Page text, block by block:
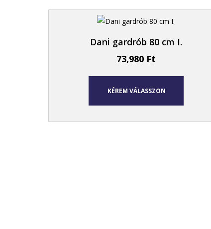
Dani gardrób 80 cm I.
73,980 Ft
KÉREM VÁLASSZON